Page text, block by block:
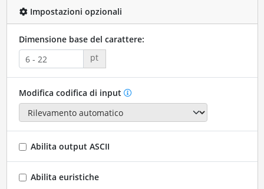
Impostazioni opzionali
Dimensione base del carattere:
pt
Modifica codifica di input
Abilita output ASCII
Abilita euristiche